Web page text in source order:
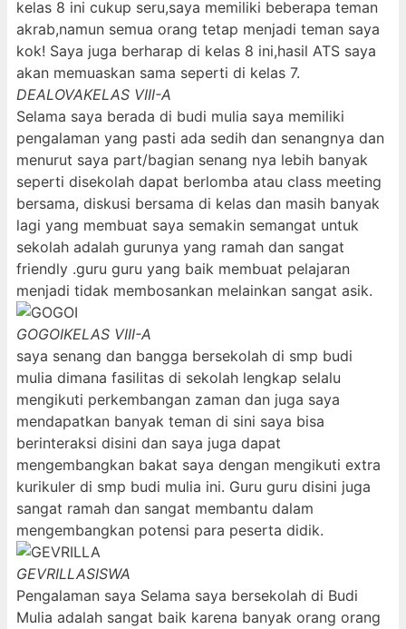
kelas 8 ini cukup seru,saya memiliki beberapa teman
akrab,namun semua orang tetap menjadi teman saya
kok! Saya juga berharap di kelas 8 ini,hasil ATS saya
akan memuaskan sama seperti di kelas 7.
DEALOVAKELAS VIII-A
Selama saya berada di budi mulia saya memiliki
pengalaman yang pasti ada sedih dan senangnya dan
menurut saya part/bagian senang nya lebih banyak
seperti disekolah dapat berlomba atau class meeting
bersama, diskusi bersama di kelas dan masih banyak
lagi yang membuat saya semakin semangat untuk
sekolah adalah gurunya yang ramah dan sangat
friendly .guru guru yang baik membuat pelajaran
menjadi tidak membosankan melainkan sangat asik.
GOGOIKELAS VIII-A
saya senang dan bangga bersekolah di smp budi
mulia dimana fasilitas di sekolah lengkap selalu
mengikuti perkembangan zaman dan juga saya
mendapatkan banyak teman di sini saya bisa
berinteraksi disini dan saya juga dapat
mengembangkan bakat saya dengan mengikuti extra
kurikuler di smp budi mulia ini. Guru guru disini juga
sangat ramah dan sangat membantu dalam
mengembangkan potensi para peserta didik.
GEVRILLASISWA
Pengalaman saya Selama saya bersekolah di Budi
Mulia adalah sangat baik karena banyak orang orang